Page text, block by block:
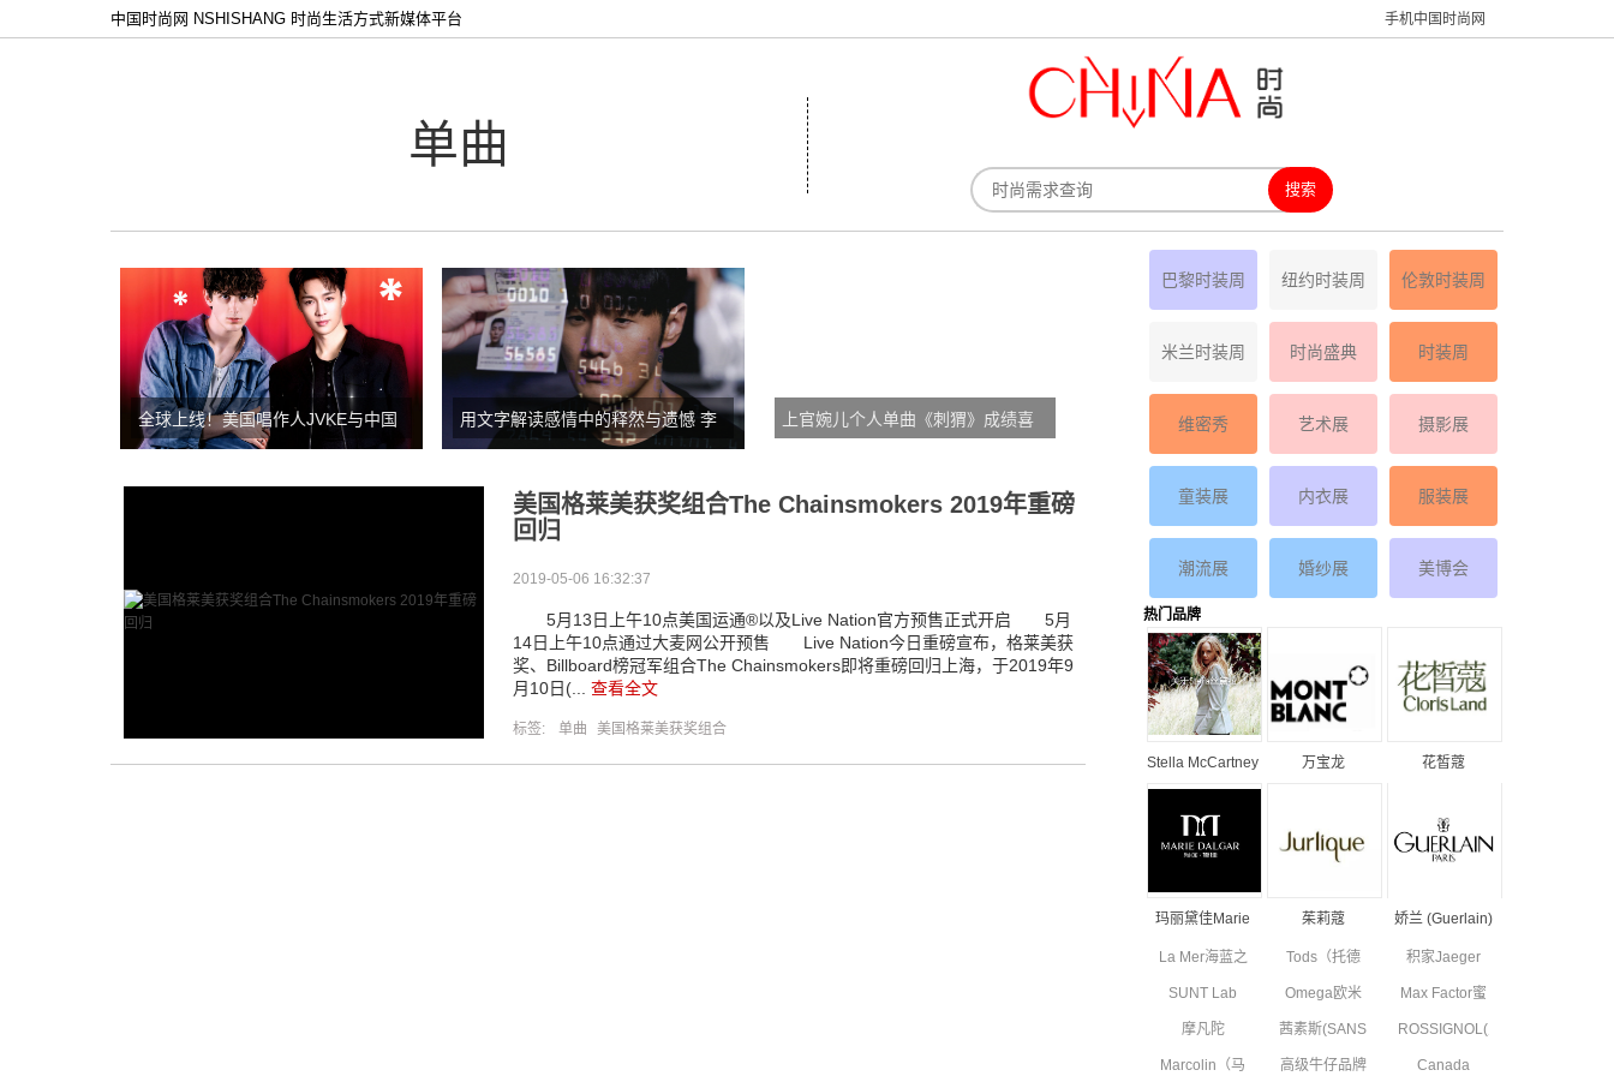
中国时尚网 NSHISHANG 时尚生活方式新媒体平台 手机中国时尚网
单曲
全球上线！美国唱作人JVKE与中国
全能艺人张艺兴联手推出全新单曲
用文字解读感情中的释然与遗憾 李
荣浩第八张专辑第六支单曲《走
上官婉儿个人单曲《刺猬》成绩喜
美国格莱美获奖组合The Chainsmokers 2019年重磅
回归
2019-05-06 16:32:37
5月13日上午10点美国运通®以及Live Nation官方预售正式开启 5月
14日上午10点通过大麦网公开预售 Live Nation今日重磅宣布，格莱美获
奖、Billboard榜冠军组合The Chainsmokers即将重磅回归上海，于2019年9
月10日(... 查看全文
标签: 单曲 美国格莱美获奖组合
巴黎时装周 纽约时装周 伦敦时装周
米兰时装周 时尚盛典 时装周
维密秀 艺术展 摄影展
童装展 内衣展 服装展
潮流展 婚纱展 美博会
热门品牌
Stella McCartney
丝黛拉•麦卡妮品
牌资料介绍
万宝龙
花皙蔻
玛丽黛佳Marie
简介
茱莉蔻
资料简介
娇兰 (Guerlain)
La Mer海蓝之
Tods（托德
斯）品牌资料
简介
积家Jaeger
Le Coultre品
牌资料简介
SUNT Lab
(SUN'T集团旗
下童装)全新
副线品牌资料
Omega欧米
茄品牌资料简
介
Max Factor蜜
摩凡陀
MOVADO品
茜素斯(SANS
SOUCIS)品牌
ROSSIGNOL(卢
Marcolin（马 高级牛仔品牌 Canada